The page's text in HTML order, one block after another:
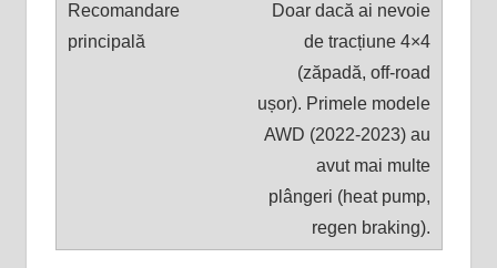
Doar dacă ai nevoie
de tracțiune 4×4
(zăpadă, off-road
ușor). Primele modele
AWD (2022-2023) au
avut mai multe
plângeri (heat pump,
regen braking).